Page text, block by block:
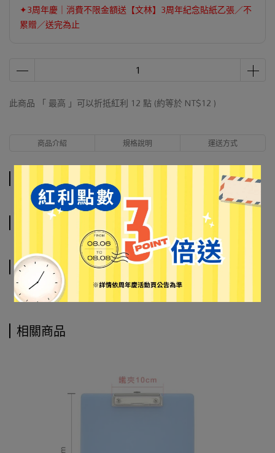
✦3周年慶｜消費不限金額送【文林】3周年紀念貼紙乙張／不
累贈／送完為止
此商品 「 最高 」可以折抵紅利 12 點 (約等於 NT$12 )
商品介紹 規格說明 運送方式
規格說明
運送方式
相關商品